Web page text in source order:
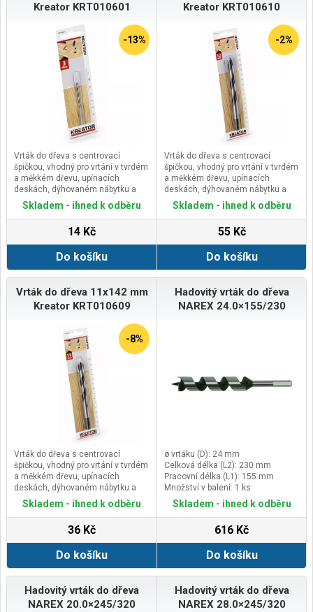
Kreator KRT010601
-13%
Vrták do dřeva s centrovací
špičkou, vhodný pro vrtání v tvrdém
a měkkém dřevu, upínacích
deskách, dýhovaném nábytku a
překližce.
Dvojitá šroubovice zvyšuje vrtací
výkon a středicí hrot zajišťuje
přesné navrtání materiálu a
vykroužení čistého otvoru.
Skladem - ihned k odběru
14 Kč
Do košíku
Kreator KRT010610
-2%
Vrták do dřeva s centrovací
špičkou, vhodný pro vrtání v tvrdém
a měkkém dřevu, upínacích
deskách, dýhovaném nábytku a
překližce.
Dvojitá šroubovice zvyšuje vrtací
výkon a středicí hrot zajišťuje
přesné navrtání materiálu a
vykroužení čistého otvoru.
Skladem - ihned k odběru
55 Kč
Do košíku
Vrták do dřeva 11x142 mm
Kreator KRT010609
-8%
Vrták do dřeva s centrovací
špičkou, vhodný pro vrtání v tvrdém
a měkkém dřevu, upínacích
deskách, dýhovaném nábytku a
překližce.
Dvojitá šroubovice zvyšuje vrtací
přesné navrtání materiálu a
vykroužení čistého otvoru.
Skladem - ihned k odběru
36 Kč
Do košíku
Hadovitý vrták do dřeva
NAREX 24.0×155/230
ø vrtáku (D): 24 mm
Celková délka (L2): 230 mm
Pracovní délka (L1): 155 mm
Množství v balení: 1 ks
Skladem - ihned k odběru
616 Kč
Do košíku
Hadovitý vrták do dřeva
NAREX 20.0×245/320
Hadovitý vrták do dřeva
NAREX 28.0×245/320